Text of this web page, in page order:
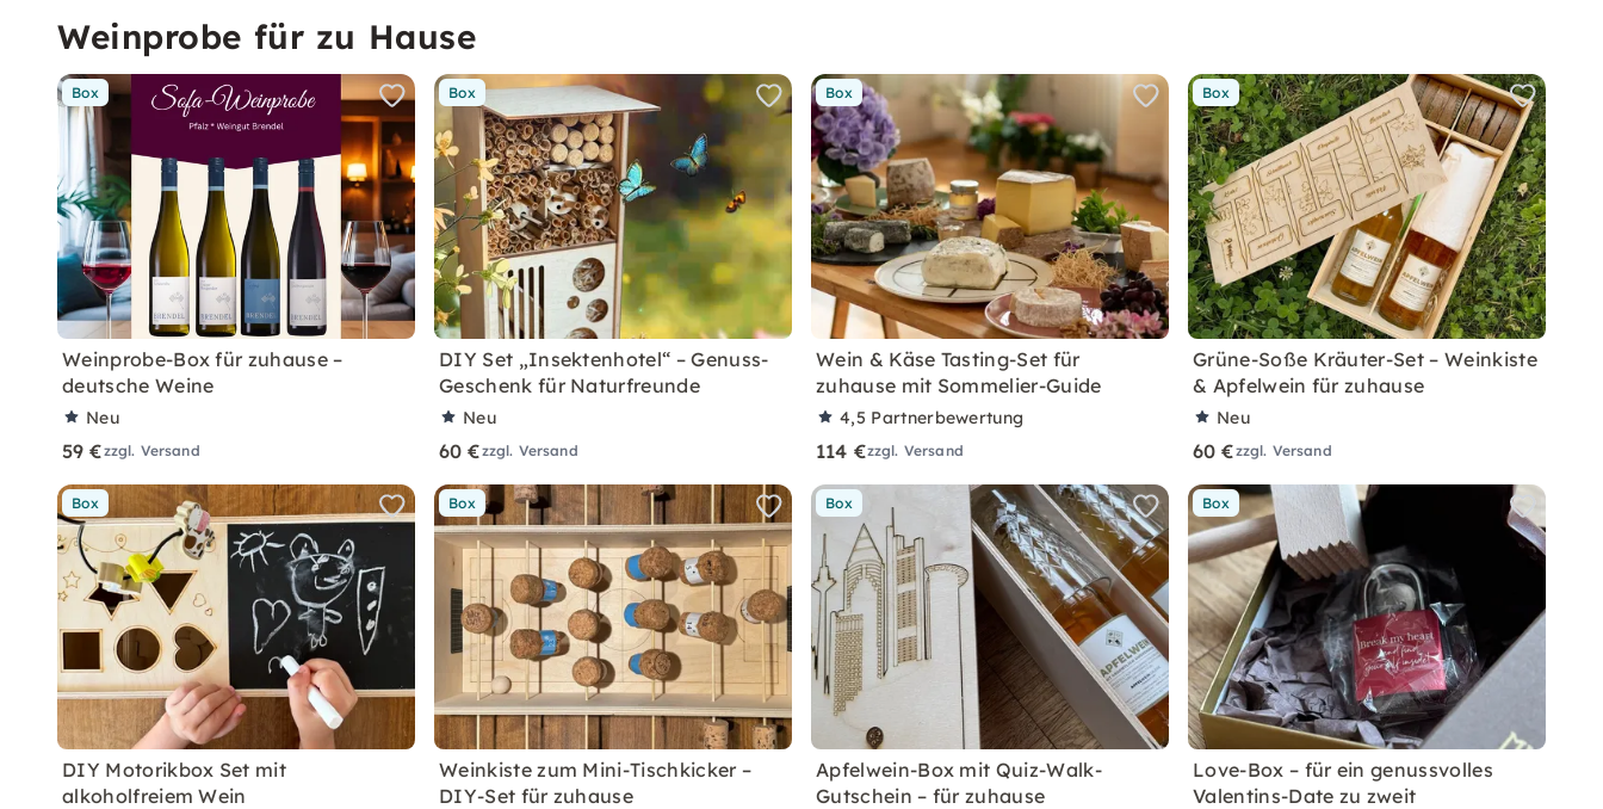
Weinprobe für zu Hause
Box
Weinprobe-Box für zuhause –
deutsche Weine
Neu
59 €zzgl. Versand
Box
DIY Set „Insektenhotel“ – Genuss-
Geschenk für Naturfreunde
Neu
60 €zzgl. Versand
Box
Wein & Käse Tasting-Set für
zuhause mit Sommelier-Guide
4,5 Partnerbewertung
114 €zzgl. Versand
Box
Grüne-Soße Kräuter-Set – Weinkiste
& Apfelwein für zuhause
Neu
60 €zzgl. Versand
Box
DIY Motorikbox Set mit
alkoholfreiem Wein
Box
Weinkiste zum Mini-Tischkicker –
DIY-Set für zuhause
Box
Apfelwein-Box mit Quiz-Walk-
Gutschein – für zuhause
Box
Love-Box – für ein genussvolles
Valentins-Date zu zweit